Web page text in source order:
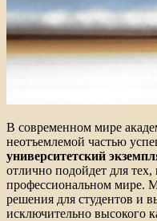
В современном мире
неотъемлемой частью
университетский
отлично подойдет для
профессиональном мире.
решения для студентов и
исключительно высокого